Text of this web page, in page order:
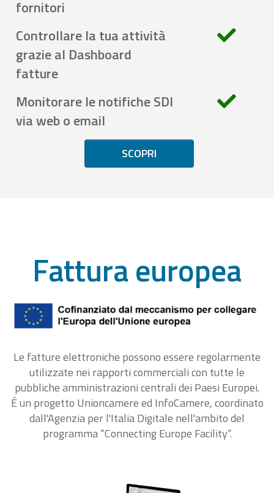
fornitori
Controllare la tua attività
grazie al Dashboard
fatture
Monitorare le notifiche SDI
via web o email
SCOPRI
Fattura europea
Le fatture elettroniche possono essere regolarmente
utilizzate nei rapporti commerciali con tutte le
pubbliche amministrazioni centrali dei Paesi Europei.
É un progetto Unioncamere ed InfoCamere, coordinato
dall'Agenzia per l'Italia Digitale nell'ambito del
programma “Connecting Europe Facility“.